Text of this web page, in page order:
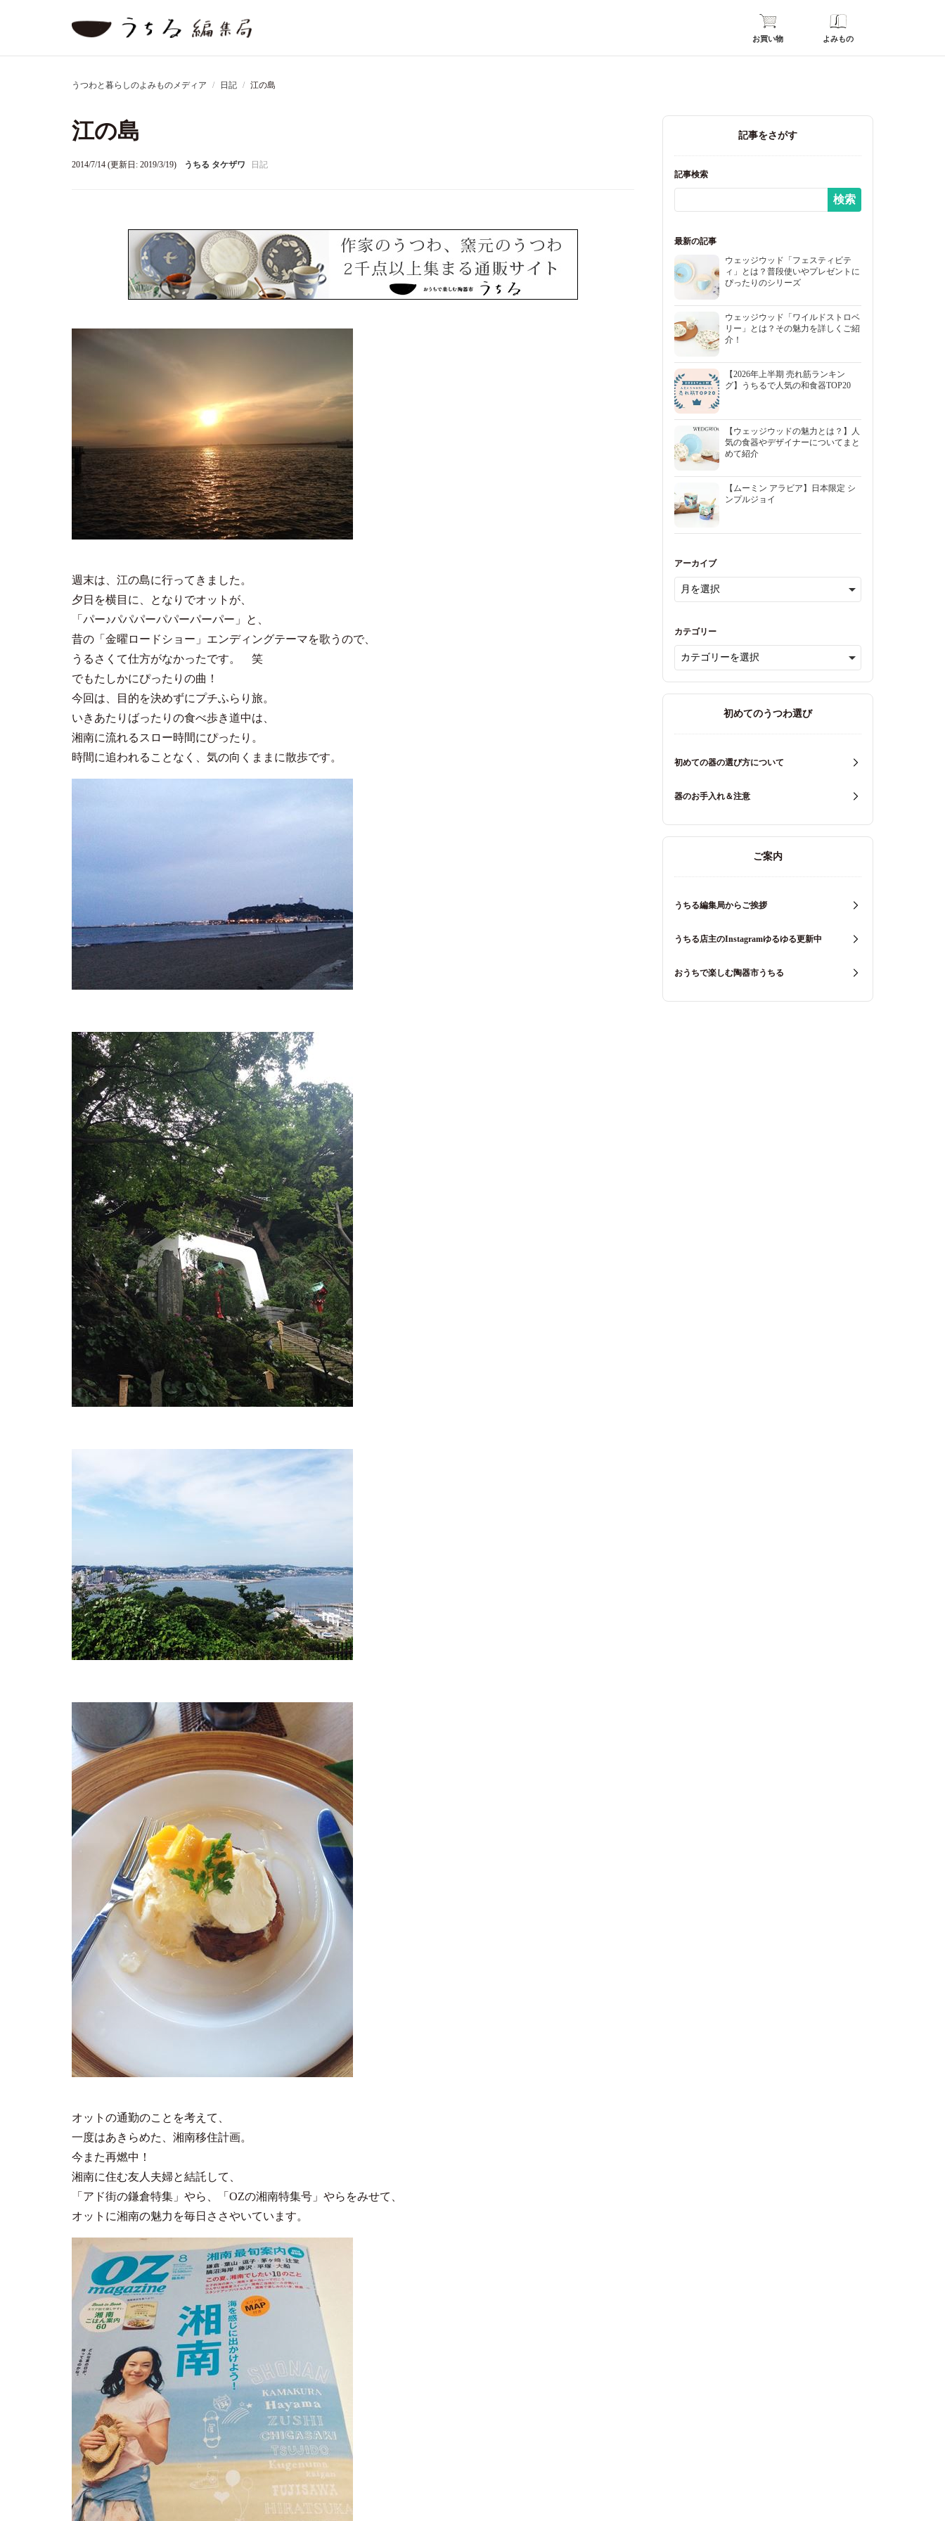
お買い物 よみもの
うつわと暮らしのよみものメディア 日記 江の島
江の島
2014/7/14 (更新日: 2019/3/19) うちる タケザワ 日記
週末は、江の島に行ってきました。
夕日を横目に、となりでオットが、
「パー♪パパパーパパーパーパー」と、
昔の「金曜ロードショー」エンディングテーマを歌うので、
うるさくて仕方がなかったです。 笑
でもたしかにぴったりの曲！
今回は、目的を決めずにプチふらり旅。
いきあたりばったりの食べ歩き道中は、
湘南に流れるスロー時間にぴったり。
時間に追われることなく、気の向くままに散歩です。
オットの通勤のことを考えて、
一度はあきらめた、湘南移住計画。
今また再燃中！
湘南に住む友人夫婦と結託して、
「アド街の鎌倉特集」やら、「OZの湘南特集号」やらをみせて、
オットに湘南の魅力を毎日ささやいています。
記事をさがす
記事検索
最新の記事
ウェッジウッド「フェスティビテ
ィ」とは？普段使いやプレゼントに
ぴったりのシリーズ
ウェッジウッド「ワイルドストロベ
リー」とは？その魅力を詳しくご紹
介！
【2026年上半期 売れ筋ランキン
グ】うちるで人気の和食器TOP20
【ウェッジウッドの魅力とは？】人
気の食器やデザイナーについてまと
めて紹介
【ムーミン アラビア】日本限定 シ
ンプルジョイ
アーカイブ
カテゴリー
初めてのうつわ選び
初めての器の選び方について
器のお手入れ＆注意
ご案内
うちる編集局からご挨拶
うちる店主のInstagramゆるゆる更新中
おうちで楽しむ陶器市うちる